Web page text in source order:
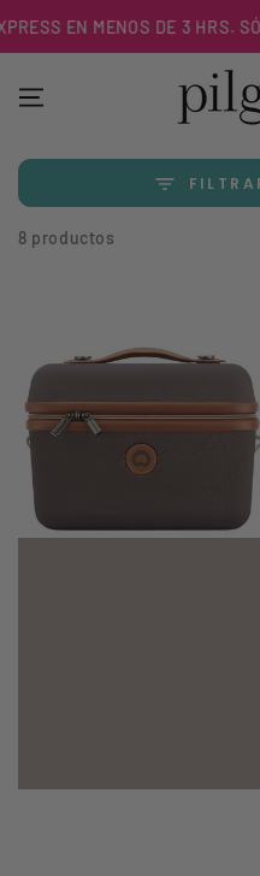
CONTENIDO
EN MENOS DE 3 HRS.
8 productos